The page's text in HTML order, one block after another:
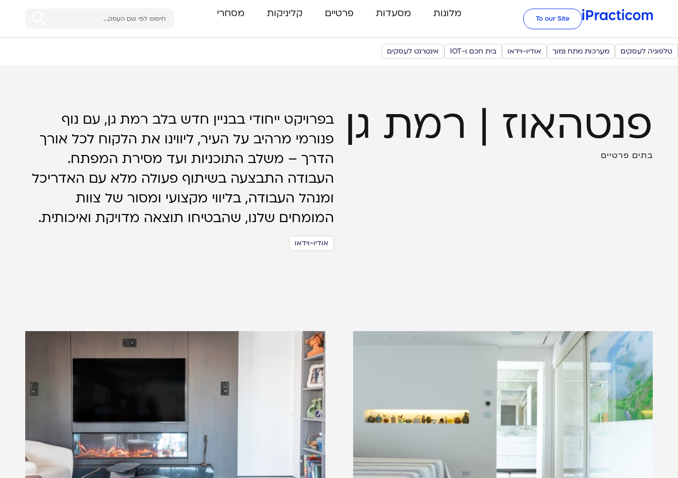
To our Site מלונות מסעדות פרטיים קליניקות מסחרי
טלפוניה לעסקים מערכות מתח נמוך אודיו-וידאו בית חכם ו-IOT אינטרנט לעסקים
פנטהאוז | רמת גן
בתים פרטיים
בפרויקט ייחודי בבניין חדש בלב רמת גן, עם נוף
פנורמי מרהיב על העיר, ליווינו את הלקוח לכל אורך
הדרך – משלב התוכניות ועד מסירת המפתח.
העבודה התבצעה בשיתוף פעולה מלא עם האדריכל
ומנהל העבודה, בליווי מקצועי ומסור של צוות
המומחים שלנו, שהבטיחו תוצאה מדויקת ואיכותית.
אודיו-וידאו